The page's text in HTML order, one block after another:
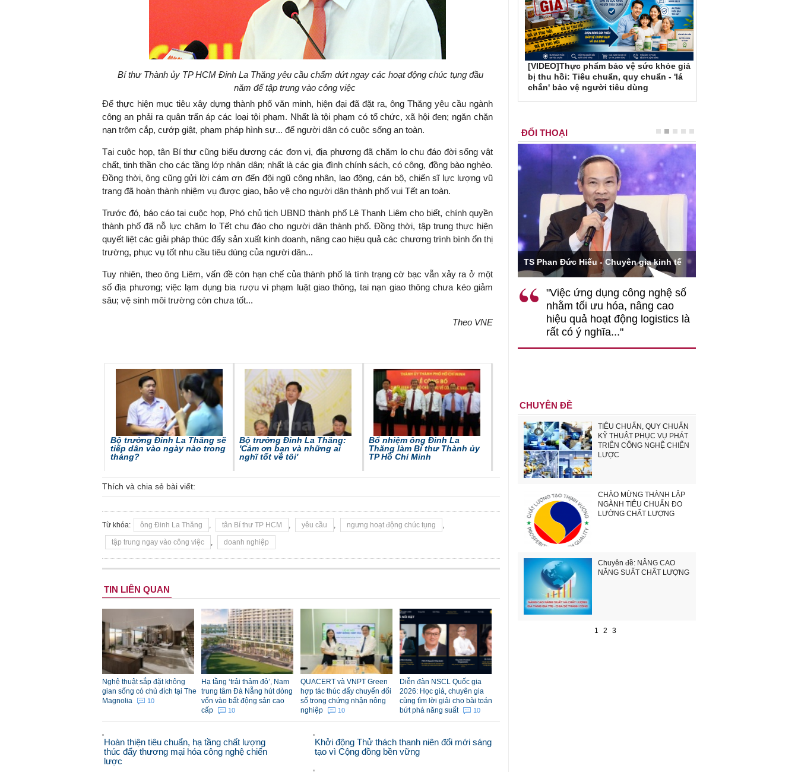
Bí thư Thành ủy TP HCM Đinh La Thăng yêu cầu chấm dứt ngay các hoạt động chúc tụng đầu
năm để tập trung vào công việc
Để thực hiện mục tiêu xây dựng thành phố văn minh, hiện đại đã đặt ra, ông Thăng yêu cầu ngành
công an phải ra quân trấn áp các loại tội phạm. Nhất là tội phạm có tổ chức, xã hội đen; ngăn chặn
nạn trộm cắp, cướp giật, phạm pháp hình sự... để người dân có cuộc sống an toàn.
Tại cuộc họp, tân Bí thư cũng biểu dương các đơn vị, địa phương đã chăm lo chu đáo đời sống vật
chất, tinh thần cho các tầng lớp nhân dân; nhất là các gia đình chính sách, có công, đồng bào nghèo.
Đồng thời, ông cũng gửi lời cám ơn đến đội ngũ công nhân, lao động, cán bộ, chiến sĩ lực lượng vũ
trang đã hoàn thành nhiệm vụ được giao, bảo vệ cho người dân thành phố vui Tết an toàn.
Trước đó, báo cáo tại cuộc họp, Phó chủ tịch UBND thành phố Lê Thanh Liêm cho biết, chính quyền
thành phố đã nỗ lực chăm lo Tết chu đáo cho người dân thành phố. Đồng thời, tập trung thực hiện
quyết liệt các giải pháp thúc đẩy sản xuất kinh doanh, nâng cao hiệu quả các chương trình bình ổn thị
trường, phục vụ tốt nhu cầu tiêu dùng của người dân...
Tuy nhiên, theo ông Liêm, vấn đề còn hạn chế của thành phố là tình trạng cờ bạc vẫn xảy ra ở một
số địa phương; việc lạm dụng bia rượu vi phạm luật giao thông, tai nạn giao thông chưa kéo giảm
sâu; vệ sinh môi trường còn chưa tốt...
Theo VNE
Bộ trưởng Đinh La Thăng sẽ
tiếp dân vào ngày nào trong
tháng?
Bộ trưởng Đinh La Thăng:
'Cảm ơn bạn và những ai
nghĩ tốt về tôi'
Bổ nhiệm ông Đinh La
Thăng làm Bí thư Thành ủy
TP Hồ Chí Minh
Tân Bí thư Thành ủy TP.HCM
nợ' với người dân
Thích và chia sẻ bài viết:
Từ khóa: ông Đinh La Thăng , tân Bí thư TP HCM , yêu cầu , ngưng hoạt động chúc tụng ,
tập trung ngay vào công việc , doanh nghiệp
TIN LIÊN QUAN
Nghệ thuật sắp đặt không
gian sống có chủ đích tại The
Magnolia
10
Hạ tầng ‘trải thảm đỏ’, Nam
trung tâm Đà Nẵng hút dòng
vốn vào bất động sản cao
cấp
10
QUACERT và VNPT Green
hợp tác thúc đẩy chuyển đổi
số trong chứng nhận nông
nghiệp
10
Diễn đàn NSCL Quốc gia
2026: Học giả, chuyên gia
cùng tìm lời giải cho bài toán
bứt phá năng suất
10
Hoàn thiện tiêu chuẩn, hạ tầng chất lượng
thúc đẩy thương mại hóa công nghệ chiến
lược
Khởi động Thử thách thanh niên đổi mới sáng
tạo vì Cộng đồng bền vững
[VIDEO]Thực phẩm bảo vệ sức khỏe giả
bị thu hồi: Tiêu chuẩn, quy chuẩn - 'lá
chắn' bảo vệ người tiêu dùng
ĐỐI THOẠI
TS. Nguyễn Đức Độ - Phó Viện trưởng
"Có rất nhiều việc phải làm
ngay từ bây giờ và trên thực tế
khởi nghiệp..."
Việc sử dụng hiệu quả chính
nghĩa hỗ trợ ngắn hạn mà còn
TS Phan Đức Hiếu - Chuyên gia kinh tế
"Việc ứng dụng công nghệ số
nhằm tối ưu hóa, nâng cao
hiệu quả hoạt động logistics là
rất có ý nghĩa..."
CHUYÊN ĐỀ
TIÊU CHUẨN, QUY CHUẨN
KỸ THUẬT PHỤC VỤ PHÁT
TRIỂN CÔNG NGHỆ CHIẾN
LƯỢC
CHÀO MỪNG THÀNH LẬP
NGÀNH TIÊU CHUẨN ĐO
LƯỜNG CHẤT LƯỢNG
Chuyên đề: NÂNG CAO
NĂNG SUẤT CHẤT LƯỢNG
1 2 3